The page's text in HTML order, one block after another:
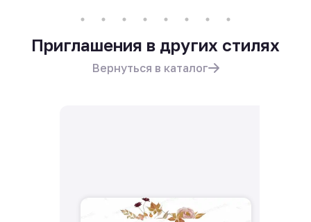
Приглашения в других стилях
Вернуться в каталог